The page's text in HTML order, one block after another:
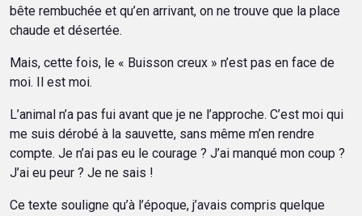
bête rembuchée et qu’en arrivant, on ne trouve que la place
chaude et désertée.
Mais, cette fois, le « Buisson creux » n’est pas en face de
moi. Il est moi.
L’animal n’a pas fui avant que je ne l’approche. C’est moi qui
me suis dérobé à la sauvette, sans même m’en rendre
compte. Je n’ai pas eu le courage ? J’ai manqué mon coup ?
J’ai eu peur ? Je ne sais !
Ce texte souligne qu’à l’époque, j’avais compris quelque